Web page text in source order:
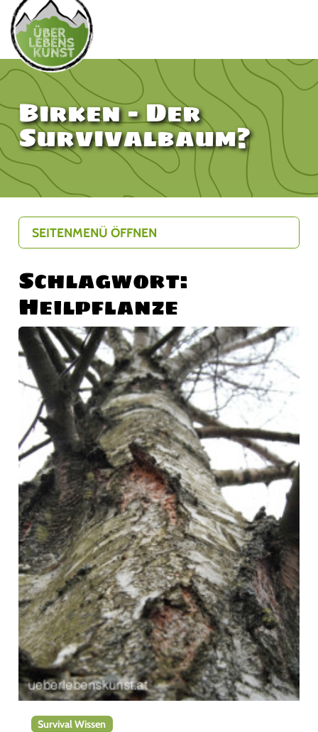
Birken – Der
Survivalbaum?
Schlagwort:
Heilpflanze
Survival Wissen
SEITENMENÜ ÖFFNEN